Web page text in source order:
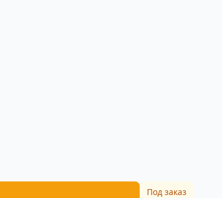
Под заказ